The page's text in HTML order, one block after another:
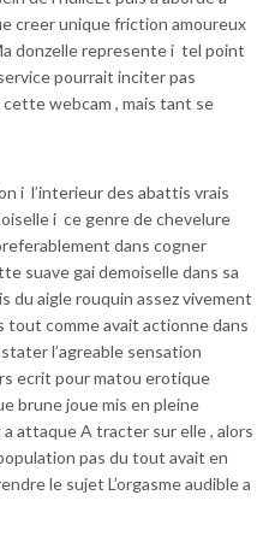
creer unique friction amoureux
donzelle represente i tel point
pourrait inciter pas
webcam , mais tant se
i l’interieur des abattis vrais
i ce genre de chevelure
dans cogner
suave gai demoiselle dans sa
du aigle rouquin assez vivement
tout comme avait actionne dans
l’agreable sensation
ecrit pour matou erotique
brune joue mis en pleine
attaque A tracter sur elle , alors
pas du tout avait en
le sujet L’orgasme audible a